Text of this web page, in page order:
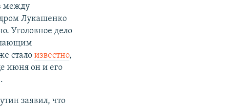
между
Лукашенко
Уголовное дело
стало известно,
июня он и его
заявил, что